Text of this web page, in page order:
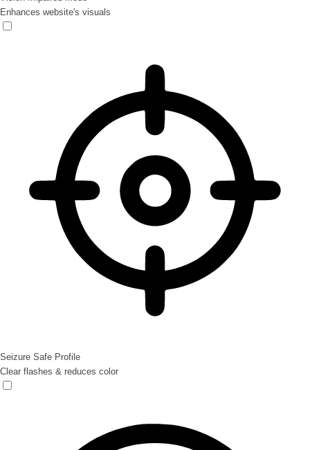
Enhances website's visuals
Seizure Safe Profile
Clear flashes & reduces color